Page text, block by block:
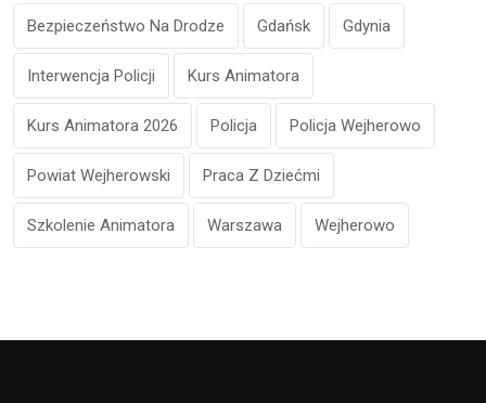
Bezpieczeństwo Na Drodze Gdańsk Gdynia
Interwencja Policji Kurs Animatora
Kurs Animatora 2026 Policja Policja Wejherowo
Powiat Wejherowski Praca Z Dziećmi
Szkolenie Animatora Warszawa Wejherowo